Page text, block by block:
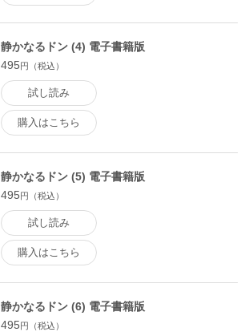
静かなるドン (4) 電子書籍版
495円（税込）
試し読み
購入はこちら
静かなるドン (5) 電子書籍版
495円（税込）
試し読み
購入はこちら
静かなるドン (6) 電子書籍版
495円（税込）